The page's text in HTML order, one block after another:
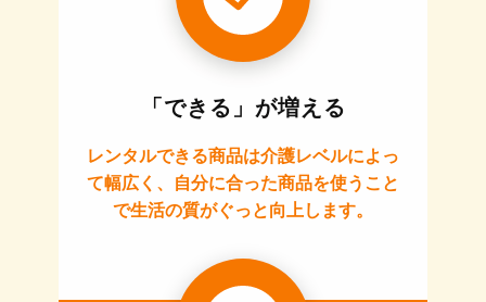
「できる」が増える
レンタルできる商品は介護レベルによっ
て幅広く、自分に合った商品を使うこと
で生活の質がぐっと向上します。